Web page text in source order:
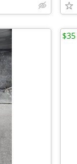
$35